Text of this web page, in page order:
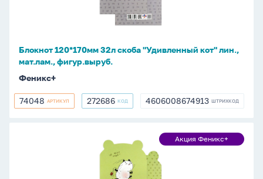
фигур.выруб.
Блокнот 120*170мм 32л скоба "Удивленный кот" лин.,
мат.лам., фигур.выруб.
Феникс+
74048
74048 АРТИКУЛ 272686
272686 КОД 4606008674913
4606008674913 ШТРИХКОД
Акция
Акция Феникс+